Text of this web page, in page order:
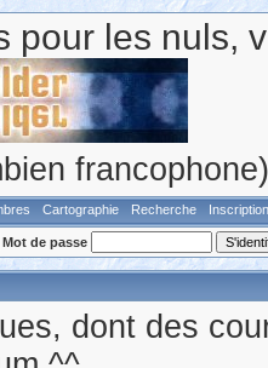
pour les nuls,
Cartographie Recherche Inscription
Mot de passe
dont des